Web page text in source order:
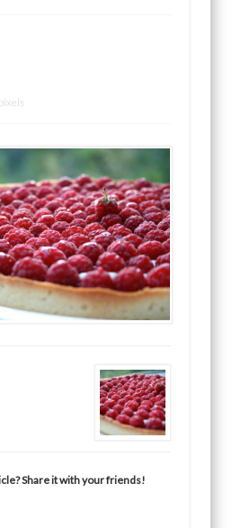
pixels
Share it with your friends!